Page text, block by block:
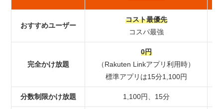
おすすめユーザー
コスト最優先
コスパ最強
完全かけ放題
0円
（Rakuten Linkアプリ利用時）
標準アプリは15分1,100円
分数制限かけ放題 1,100円、15分